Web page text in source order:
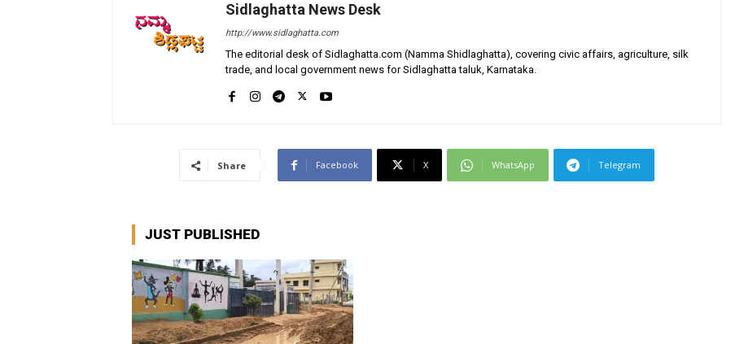
Sidlaghatta News Desk
http://www.sidlaghatta.com
The editorial desk of Sidlaghatta.com (Namma Shidlaghatta), covering civic affairs, agriculture, silk
trade, and local government news for Sidlaghatta taluk, Karnataka.
Share Facebook X WhatsApp Telegram
JUST PUBLISHED